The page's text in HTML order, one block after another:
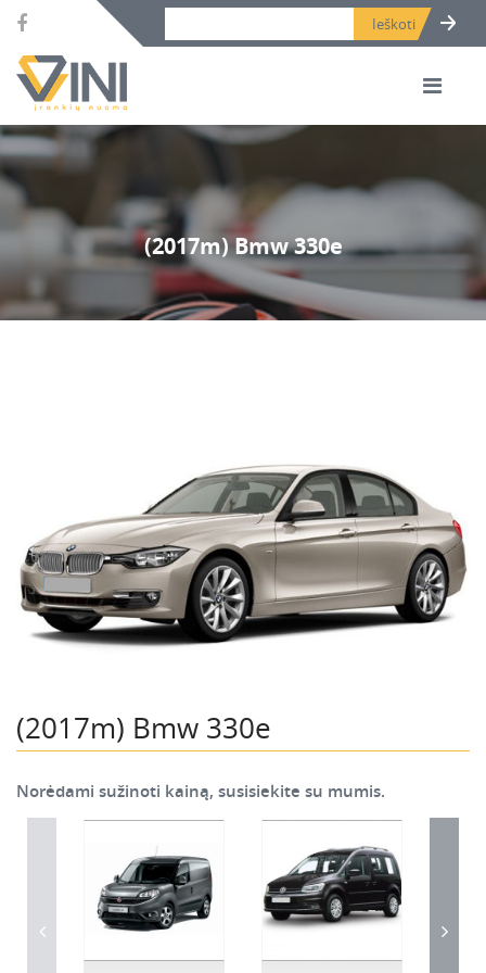
Search bar place.
(2017m) Bmw 330e
(2017m) Bmw 330e
Norėdami sužinoti kainą, susisiekite su mumis.